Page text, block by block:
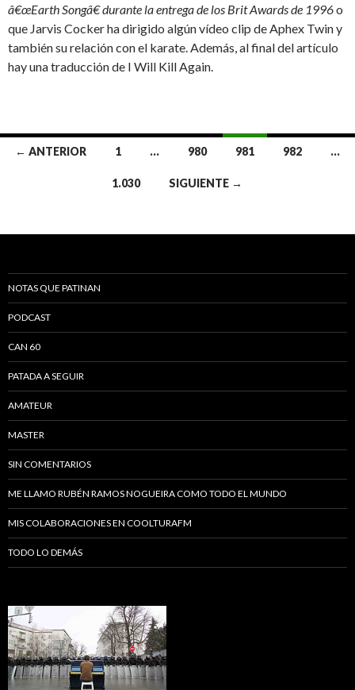
â€œEarth Songâ€ durante la entrega de los Brit Awards de 1996o
que Jarvis Cocker ha dirigido algún vídeo clip de Aphex Twin y
también su relación con el karate. Además, al final del artículo
hay una traducción de I Will Kill Again.
Navegación de entradas
← ANTERIOR 1 … 980 981 982 …
1.030 SIGUIENTE →
NOTAS QUE PATINAN
PODCAST
CAN 60
PATADA A SEGUIR
AMATEUR
MASTER
SIN COMENTARIOS
ME LLAMO RUBÉN RAMOS NOGUEIRA COMO TODO EL MUNDO
MIS COLABORACIONES EN COOLTURAFM
TODO LO DEMÁS